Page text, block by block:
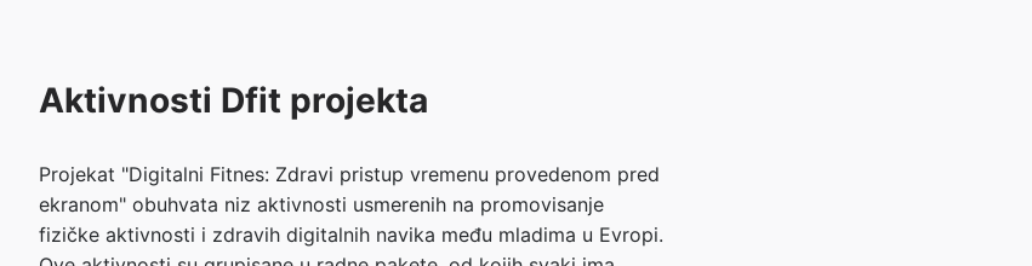
Aktivnosti Dfit projekta
Projekat "Digitalni Fitnes: Zdravi pristup vremenu provedenom pred
ekranom" obuhvata niz aktivnosti usmerenih na promovisanje
fizičke aktivnosti i zdravih digitalnih navika među mladima u Evropi.